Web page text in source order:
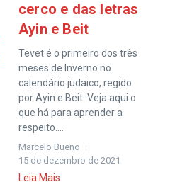
cerco e das letras
Ayin e Beit
Tevet é o primeiro dos três
meses de Inverno no
calendário judaico, regido
por Ayin e Beit. Veja aqui o
que há para aprender a
respeito....
Marcelo Bueno
15 de dezembro de 2021
Leia Mais